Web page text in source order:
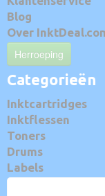
Blog
Over
Herroeping
Categorieën
Inktcartridges
Inktflessen
Toners
Drums
Labels